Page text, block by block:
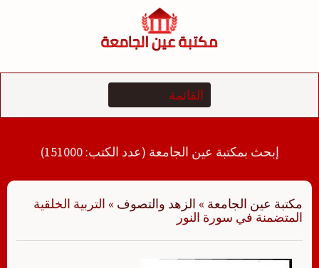
إبحث بمكتبة عين الجامعة (عدد الكتب: 151000)
مكتبة عين الجامعة » الزهد والتصوف » التربية الخلقية
المتضمنة في سورة النور